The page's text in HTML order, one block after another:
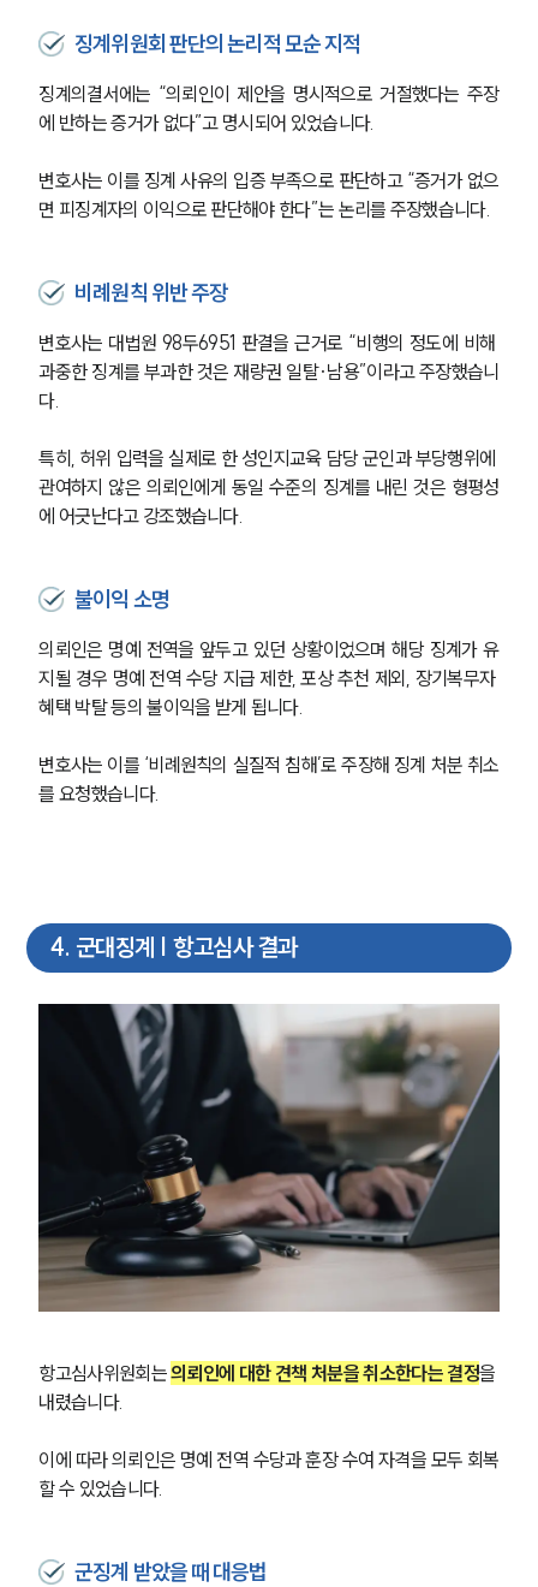
징계위원회 판단의 논리적 모순 지적
징계의결서에는 “의뢰인이 제안을 명시적으로 거절했다는 주장
에 반하는 증거가 없다”고 명시되어 있었습니다.
변호사는 이를 징계 사유의 입증 부족으로 판단하고 “증거가 없으
면 피징계자의 이익으로 판단해야 한다”는 논리를 주장했습니다.
비례원칙 위반 주장
변호사는 대법원 98두6951 판결을 근거로 “비행의 정도에 비해
과중한 징계를 부과한 것은 재량권 일탈·남용”이라고 주장했습니
다.
특히, 허위 입력을 실제로 한 성인지교육 담당 군인과 부당행위에
관여하지 않은 의뢰인에게 동일 수준의 징계를 내린 것은 형평성
에 어긋난다고 강조했습니다.
불이익 소명
의뢰인은 명예 전역을 앞두고 있던 상황이었으며 해당 징계가 유
지될 경우 명예 전역 수당 지급 제한, 포상 추천 제외, 장기복무자
혜택 박탈 등의 불이익을 받게 됩니다.
변호사는 이를 ‘비례원칙의 실질적 침해’로 주장해 징계 처분 취소
를 요청했습니다.
4. 군대징계 | 항고심사 결과
항고심사위원회는 의뢰인에 대한 견책 처분을 취소한다는 결정을
내렸습니다.
이에 따라 의뢰인은 명예 전역 수당과 훈장 수여 자격을 모두 회복
할 수 있었습니다.
군징계 받았을 때 대응법